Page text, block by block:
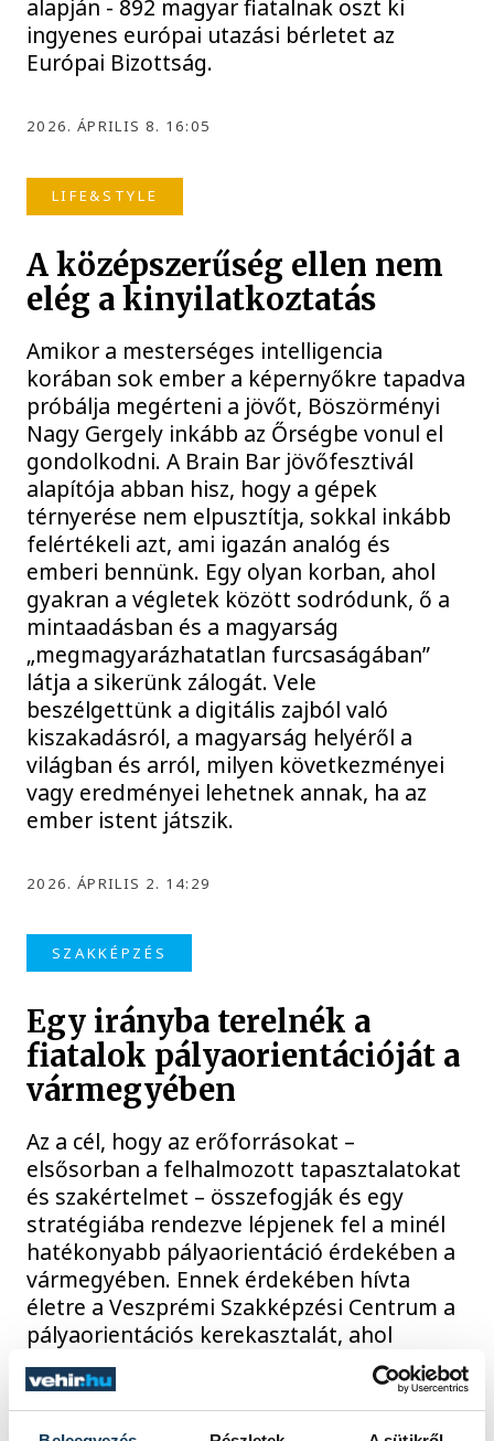
alapján - 892 magyar fiatalnak oszt ki
ingyenes európai utazási bérletet az
Európai Bizottság.
2026. ÁPRILIS 8. 16:05
LIFE&STYLE
A középszerűség ellen nem
elég a kinyilatkoztatás
Amikor a mesterséges intelligencia
korában sok ember a képernyőkre tapadva
próbálja megérteni a jövőt, Böszörményi
Nagy Gergely inkább az Őrségbe vonul el
gondolkodni. A Brain Bar jövőfesztivál
alapítója abban hisz, hogy a gépek
térnyerése nem elpusztítja, sokkal inkább
felértékeli azt, ami igazán analóg és
emberi bennünk. Egy olyan korban, ahol
gyakran a végletek között sodródunk, ő a
mintaadásban és a magyarság
„megmagyarázhatatlan furcsaságában”
látja a sikerünk zálogát. Vele
beszélgettünk a digitális zajból való
kiszakadásról, a magyarság helyéről a
világban és arról, milyen következményei
vagy eredményei lehetnek annak, ha az
ember istent játszik.
2026. ÁPRILIS 2. 14:29
SZAKKÉPZÉS
Egy irányba terelnék a
fiatalok pályaorientációját a
vármegyében
Az a cél, hogy az erőforrásokat –
elsősorban a felhalmozott tapasztalatokat
és szakértelmet – összefogják és egy
stratégiába rendezve lépjenek fel a minél
hatékonyabb pályaorientáció érdekében a
vármegyében. Ennek érdekében hívta
életre a Veszprémi Szakképzési Centrum a
pályaorientációs kerekasztalát, ahol
minden intézmény és szervezet helyet
kapott, akik fiatalok, vagy akár felnőttek
képzésével foglalkoznak.